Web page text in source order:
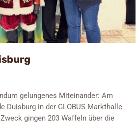
gelungenes Miteinander: Am
Duisburg in der GLOBUS Markthalle
gingen 203 Waffeln über die